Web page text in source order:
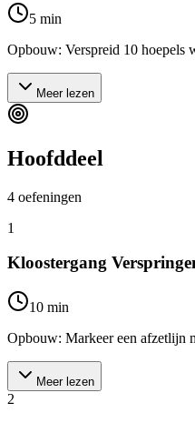
5 min
Opbouw: Verspreid 10 hoepels
Meer lezen
Hoofddeel
4 oefeningen
1
Kloostergang
10 min
Opbouw: Markeer een afzetlijn
Meer lezen
2